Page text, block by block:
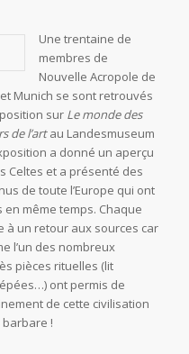
Une trentaine de
membres de
Nouvelle Acropole de
Munich se sont retrouvés
sur Le monde des
de l’artau Landesmuseum
a donné un aperçu
Celtes et a présenté des
de toute l’Europe qui ont
même temps. Chaque
un retour aux sources car
l’un des nombreux
pièces rituelles (lit
ont permis de
de cette civilisation
!